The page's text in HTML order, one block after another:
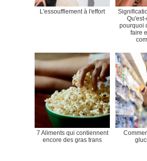
L'essoufflement à l'effort
Qu'est-
pourquoi
faire
7 Aliments qui contiennent
encore des gras trans